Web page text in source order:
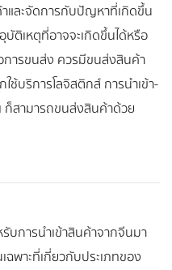
ละจัดการกับปัญหาที่เกิดขึ้น
บัติเหตุที่อาจจะเกิดขึ้นได้หรือ
ารขนส่ง ควรมีขนส่งสินค้า
ช้บริการโลจิสติกส์ การนำเข้า-
สามารถขนส่งสินค้าด้วย
การนำเข้าสินค้าจากจีนมา
ฉพาะที่เกี่ยวกับประเภทของ